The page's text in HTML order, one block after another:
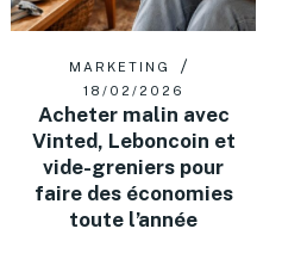
MARKETING
18/02/2026
Acheter malin avec
Vinted, Leboncoin et
vide-greniers pour
faire des économies
toute l’année